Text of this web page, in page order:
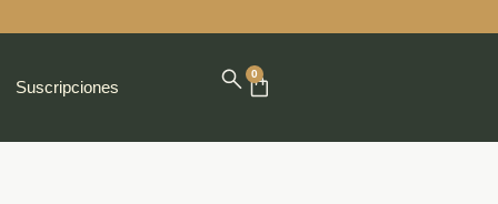
Suscripciones
0